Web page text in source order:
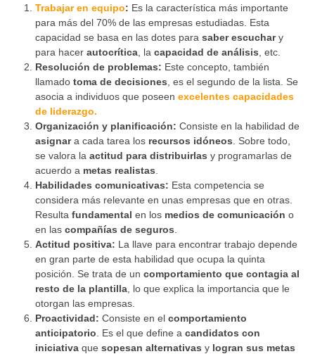
Trabajar en equipo: Es la característica más importante
para más del 70% de las empresas estudiadas. Esta
capacidad se basa en las dotes para saber escuchary
para hacer autocrítica , la capacidad de análisis , etc.
Resolución de problemas: Este concepto, también
llamado toma de decisiones , es el segundo de la lista. Se
asocia a individuos que poseen excelentes capacidades
de liderazgo.
Organización y planificación: Consiste en la habilidad de
asignara cada tarea los recursos idóneos . Sobre todo,
se valora la actitud para distribuirlas y programarlas de
acuerdo a metas realistas
Habilidades comunicativas: Esta competencia se
considera más relevante en unas empresas que en otras.
Resulta fundamental en los medios de comunicación o
en las compañías de seguros
Actitud positiva: La llave para encontrar trabajo depende
en gran parte de esta habilidad que ocupa la quinta
posición. Se trata de un comportamiento que contagia al
resto de la plantilla , lo que explica la importancia que le
otorgan las empresas.
Proactividad: Consiste en el comportamiento
anticipatorio . Es el que define a candidatos con
iniciativa que sopesan alternativas y logran sus metas